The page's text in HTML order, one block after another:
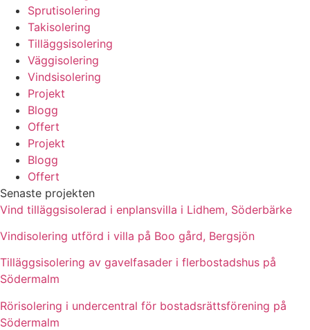
Sprutisolering
Takisolering
Tilläggsisolering
Väggisolering
Vindsisolering
Projekt
Blogg
Offert
Projekt
Blogg
Offert
Senaste projekten
Vind tilläggsisolerad i enplansvilla i Lidhem, Söderbärke
Vindisolering utförd i villa på Boo gård, Bergsjön
Tilläggsisolering av gavelfasader i flerbostadshus på
Södermalm
Rörisolering i undercentral för bostadsrättsförening på
Södermalm